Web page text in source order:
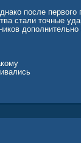
после первого
стали точные
дополнительно